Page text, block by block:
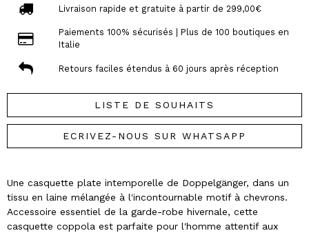
Livraison rapide et gratuite à partir de 299,00€
Paiements 100% sécurisés | Plus de 100 boutiques en
Italie
Retours faciles étendus à 60 jours après réception
LISTE DE SOUHAITS
ECRIVEZ-NOUS SUR WHATSAPP
Une casquette plate intemporelle de Doppelgänger, dans un
tissu en laine mélangée à l'incontournable motif à chevrons.
Accessoire essentiel de la garde-robe hivernale, cette
casquette coppola est parfaite pour l'homme attentif aux